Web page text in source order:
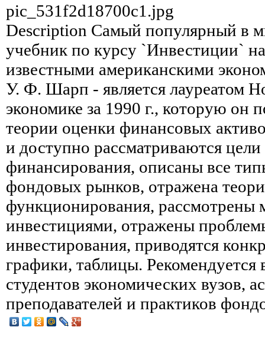
pic_531f2d18700c1.jpg
Description Самый популярный в
учебник по курсу `Инвестиции`
известными американскими
У. Ф. Шарп - является лауреатом
экономике за 1990 г., которую он
теории оценки финансовых
и доступно рассматриваются
финансирования, описаны все
фондовых рынков, отражена
функционирования, рассмотрены
инвестициями, отражены
инвестирования, приводятся
графики, таблицы. Рекомендуется
студентов экономических вузов,
преподавателей и практиков